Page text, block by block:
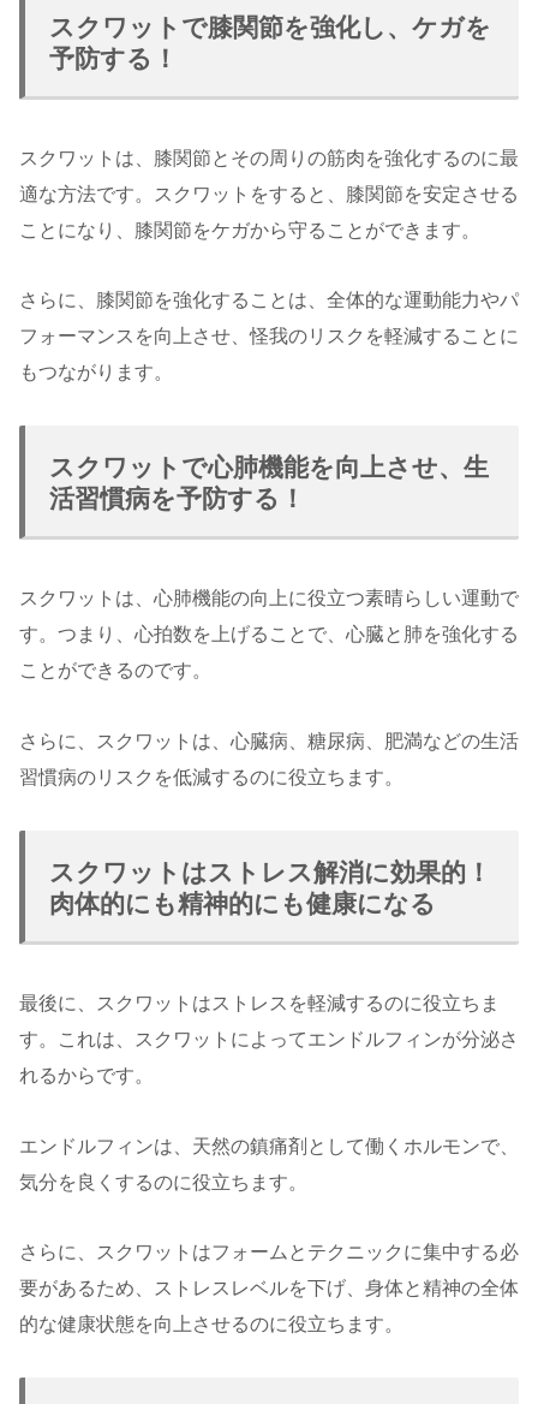
スクワットで膝関節を強化し、ケガを
予防する！
スクワットは、膝関節とその周りの筋肉を強化するのに最
適な方法です。スクワットをすると、膝関節を安定させる
ことになり、膝関節をケガから守ることができます。
さらに、膝関節を強化することは、全体的な運動能力やパ
フォーマンスを向上させ、怪我のリスクを軽減することに
もつながります。
スクワットで心肺機能を向上させ、生
活習慣病を予防する！
スクワットは、心肺機能の向上に役立つ素晴らしい運動で
す。つまり、心拍数を上げることで、心臓と肺を強化する
ことができるのです。
さらに、スクワットは、心臓病、糖尿病、肥満などの生活
習慣病のリスクを低減するのに役立ちます。
スクワットはストレス解消に効果的！
肉体的にも精神的にも健康になる
最後に、スクワットはストレスを軽減するのに役立ちま
す。これは、スクワットによってエンドルフィンが分泌さ
れるからです。
エンドルフィンは、天然の鎮痛剤として働くホルモンで、
気分を良くするのに役立ちます。
さらに、スクワットはフォームとテクニックに集中する必
要があるため、ストレスレベルを下げ、身体と精神の全体
的な健康状態を向上させるのに役立ちます。